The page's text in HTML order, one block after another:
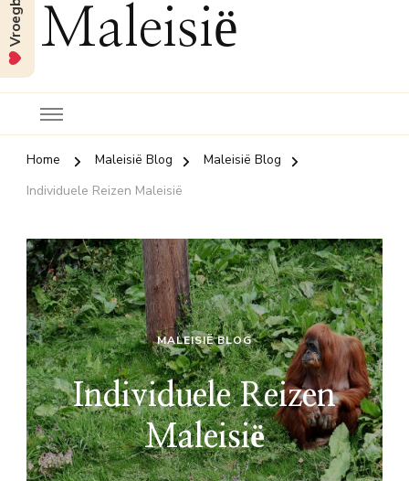
Maleisië
Home Maleisië Blog
Maleisië Blog
Individuele Reizen Maleisië
MALEISIË BLOG
Individuele Reizen
Maleisië